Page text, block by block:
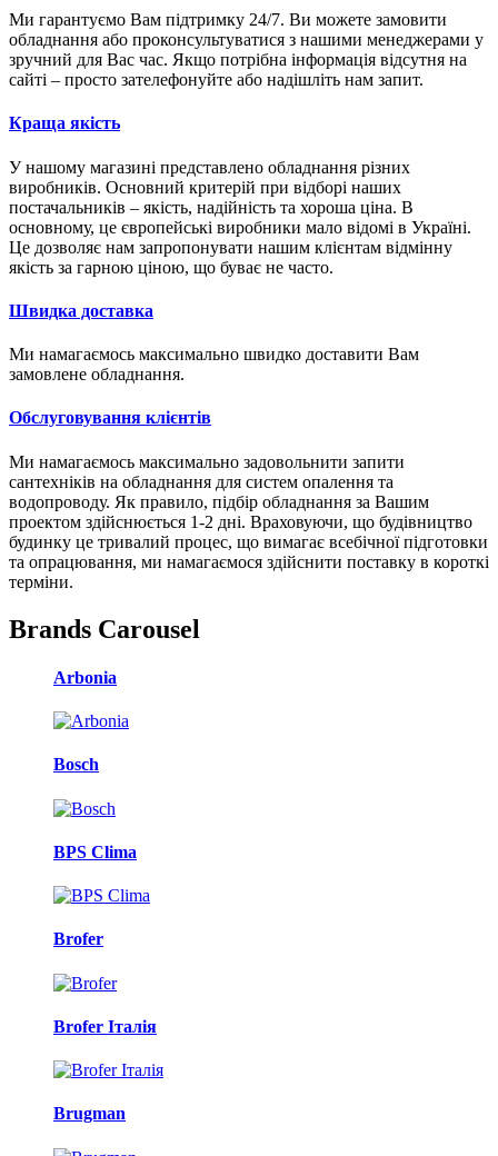
Ми гарантуємо Вам підтримку 24/7. Ви можете замовити
обладнання або проконсультуватися з нашими менеджерами у
зручний для Вас час. Якщо потрібна інформація відсутня на
сайті – просто зателефонуйте або надішліть нам запит.
Краща якість
У нашому магазині представлено обладнання різних
виробників. Основний критерій при відборі наших
постачальників – якість, надійність та хороша ціна. В
основному, це європейські виробники мало відомі в Україні.
Це дозволяє нам запропонувати нашим клієнтам відмінну
якість за гарною ціною, що буває не часто.
Швидка доставка
Ми намагаємось максимально швидко доставити Вам
замовлене обладнання.
Обслуговування клієнтів
Ми намагаємось максимально задовольнити запити
сантехніків на обладнання для систем опалення та
водопроводу. Як правило, підбір обладнання за Вашим
проектом здійснюється 1-2 дні. Враховуючи, що будівництво
будинку це тривалий процес, що вимагає всебічної підготовки
та опрацювання, ми намагаємося здійснити поставку в короткі
терміни.
Brands Carousel
Arbonia
Bosch
BPS Clima
Brofer
Brofer Італія
Brugman